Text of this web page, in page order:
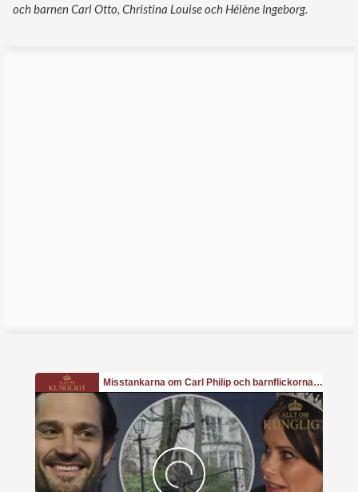
och barnen Carl Otto, Christina Louise och Hélène Ingeborg.